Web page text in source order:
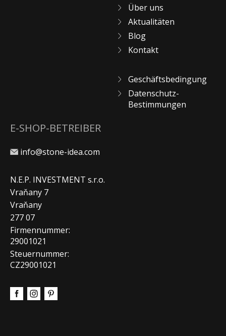
Über uns
Aktualitäten
Blog
Kontakt
Geschäftsbedingung
Datenschutz-
Bestimmungen
E-SHOP-BETREIBER
info@stone-idea.com
N.E.P. INVESTMENT s.r.o.
Vraňany 7
Vraňany
277 07
Firmennummer:
29001021
Steuernummer:
CZ29001021